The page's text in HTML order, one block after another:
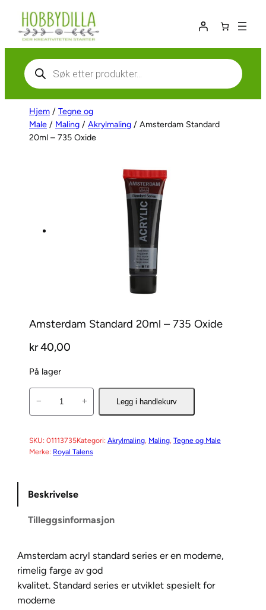
Hopp
innhold
Products
search
Hjem / Tegne og
Male / Maling / Akrylmaling / Amsterdam Standard
20ml – 735 Oxide
Amsterdam Standard 20ml – 735 Oxide
kr40,00
På lager
t
e
a
m
a
n
d
a
− + Legg i handlekurv
SKU: 01113735Kategori: Akrylmaling, Maling, Tegne og Male
Merke: Royal Talens
Beskrivelse
Tilleggsinformasjon
Amsterdam acryl standard series er en moderne,
rimelig farge av god
kvalitet. Standard series er utviklet spesielt for
moderne